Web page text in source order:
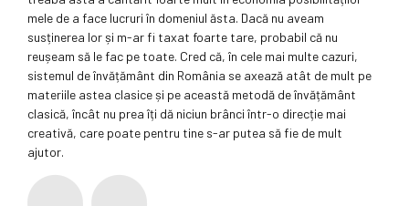
mele de a face lucruri în domeniul ăsta. Dacă nu aveam
susținerea lor și m-ar fi taxat foarte tare, probabil că nu
reușeam să le fac pe toate. Cred că, în cele mai multe cazuri,
sistemul de învățământ din România se axează atât de mult pe
materiile astea clasice și pe această metodă de învățământ
clasică, încât nu prea îți dă niciun brânci într-o direcție mai
creativă, care poate pentru tine s-ar putea să fie de mult
ajutor.